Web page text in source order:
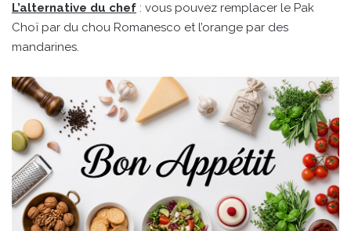
L’alternative du chef : vous pouvez remplacer le Pak
Choï par du chou Romanesco et l’orange par des
mandarines.